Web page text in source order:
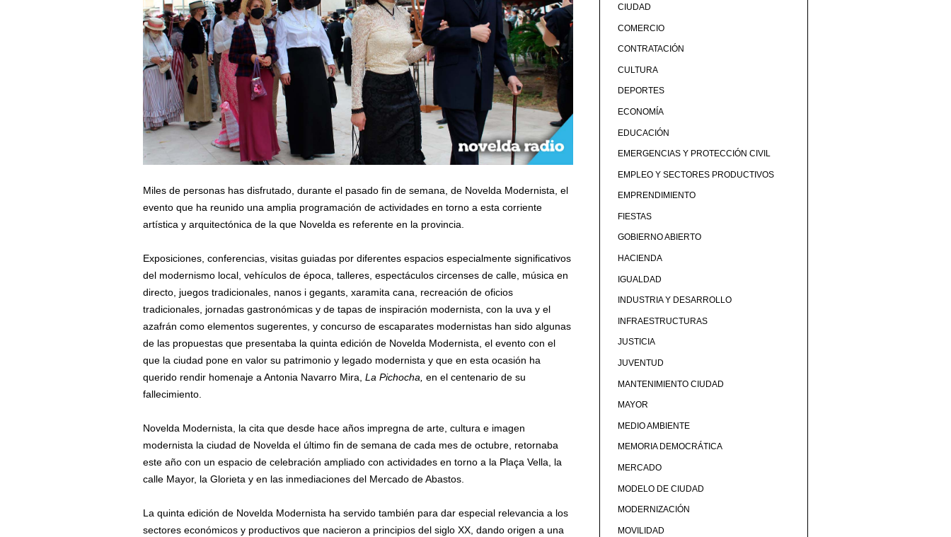
Miles de personas has disfrutado, durante el pasado fin de semana, de Novelda Modernista, el
evento que ha reunido una amplia programación de actividades en torno a esta corriente
artística y arquitectónica de la que Novelda es referente en la provincia.
Exposiciones, conferencias, visitas guiadas por diferentes espacios especialmente significativos
del modernismo local, vehículos de época, talleres, espectáculos circenses de calle, música en
directo, juegos tradicionales, nanos i gegants, xaramita cana, recreación de oficios
tradicionales, jornadas gastronómicas y de tapas de inspiración modernista, con la uva y el
azafrán como elementos sugerentes, y concurso de escaparates modernistas han sido algunas
de las propuestas que presentaba la quinta edición de Novelda Modernista, el evento con el
que la ciudad pone en valor su patrimonio y legado modernista y que en esta ocasión ha
querido rendir homenaje a Antonia Navarro Mira, La Pichocha, en el centenario de su
fallecimiento.
Novelda Modernista, la cita que desde hace años impregna de arte, cultura e imagen
modernista la ciudad de Novelda el último fin de semana de cada mes de octubre, retornaba
este año con un espacio de celebración ampliado con actividades en torno a la Plaça Vella, la
calle Mayor, la Glorieta y en las inmediaciones del Mercado de Abastos.
La quinta edición de Novelda Modernista ha servido también para dar especial relevancia a los
sectores económicos y productivos que nacieron a principios del siglo XX, dando origen a una
CIUDAD
COMERCIO
CONTRATACIÓN
CULTURA
DEPORTES
ECONOMÍA
EDUCACIÓN
EMERGENCIAS Y PROTECCIÓN CIVIL
EMPLEO Y SECTORES PRODUCTIVOS
EMPRENDIMIENTO
FIESTAS
GOBIERNO ABIERTO
HACIENDA
IGUALDAD
INDUSTRIA Y DESARROLLO
INFRAESTRUCTURAS
JUSTICIA
JUVENTUD
MANTENIMIENTO CIUDAD
MAYOR
MEDIO AMBIENTE
MEMORIA DEMOCRÁTICA
MERCADO
MODELO DE CIUDAD
MODERNIZACIÓN
MOVILIDAD